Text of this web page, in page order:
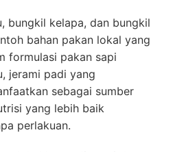
bungkil kelapa, dan bungkil
bahan pakan lokal yang
formulasi pakan sapi
jerami padi yang
sebagai sumber
yang lebih baik
perlakuan.